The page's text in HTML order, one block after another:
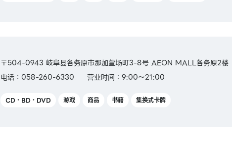
〒504-0943 岐阜县各务原市那加萱场町3-8号 AEON MALL各务原2楼
电话：058-260-6330
营业时间：9:00～21:00
CD・BD・DVD 游戏 商品 书籍 集换式卡牌